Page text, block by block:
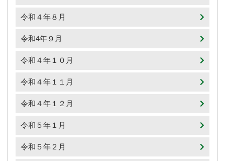
令和４年８月
令和4年９月
令和４年１０月
令和４年１１月
令和４年１２月
令和５年１月
令和５年２月